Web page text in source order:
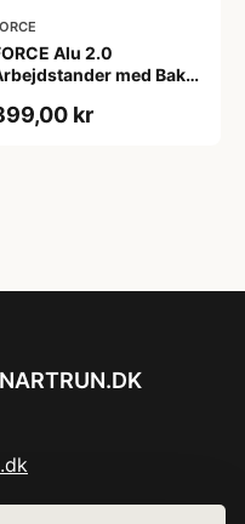
Alu 2.0
med Bakke
kr